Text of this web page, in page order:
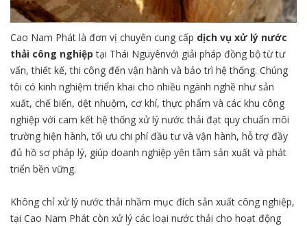
Cao Nam Phát là đơn vị chuyên cung cấp dịch vụ xử lý nước
thải công nghiệp tại Thái Nguyênvới giải pháp đồng bộ từ tư
vấn, thiết kế, thi công đến vận hành và bảo trì hệ thống. Chúng
tôi có kinh nghiệm triển khai cho nhiều ngành nghề như sản
xuất, chế biến, dệt nhuộm, cơ khí, thực phẩm và các khu công
nghiệp với cam kết hệ thống xử lý nước thải đạt quy chuẩn môi
trường hiện hành, tối ưu chi phí đầu tư và vận hành, hỗ trợ đầy
đủ hồ sơ pháp lý, giúp doanh nghiệp yên tâm sản xuất và phát
triển bền vững.
Không chỉ xử lý nước thải nhầm mục đích sản xuất công nghiệp,
tại Cao Nam Phát còn xử lý các loại nước thải cho hoạt động